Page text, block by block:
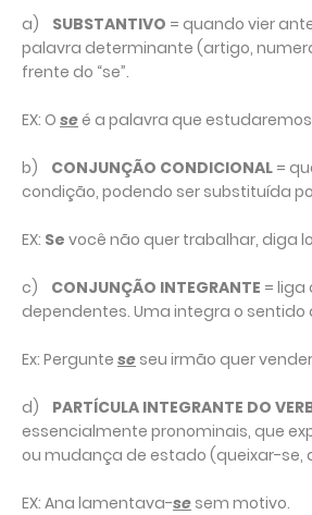
a) SUBSTANTIVO = quando vier
palavra determinante (artigo,
frente do “se”.
EX: O seé a palavra que
b) CONJUNÇÃO CONDICIONAL =
condição, podendo ser substituída
EX: Se você não quer trabalhar, diga
c) CONJUNÇÃO INTEGRANTE = liga
dependentes. Uma integra o sentido
Ex: Pergunte se seu irmão quer
d) PARTÍCULA INTEGRANTE DO
essencialmente pronominais, que
ou mudança de estado (queixar-se,
EX: Ana lamentava-se sem motivo.